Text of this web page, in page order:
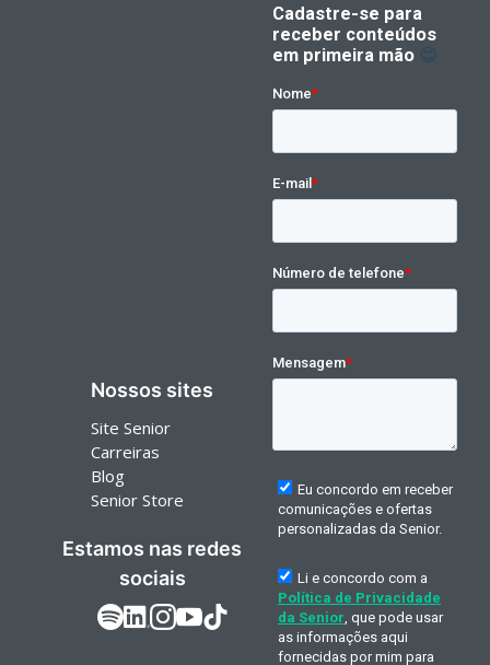
Nossos sites
Site Senior
Carreiras
Blog
Senior Store
Estamos nas redes
sociais